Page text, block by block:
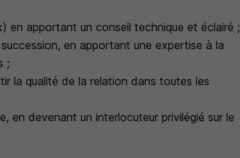
en apportant un conseil technique et éclairé ;
en apportant une expertise à la
;
la qualité de la relation dans toutes les
en devenant un interlocuteur privilégié sur le